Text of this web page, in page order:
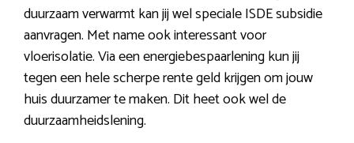
duurzaam verwarmt kan jij wel speciale ISDE subsidie
aanvragen. Met name ook interessant voor
vloerisolatie. Via een energiebespaarlening kun jij
tegen een hele scherpe rente geld krijgen om jouw
huis duurzamer te maken. Dit heet ook wel de
duurzaamheidslening.